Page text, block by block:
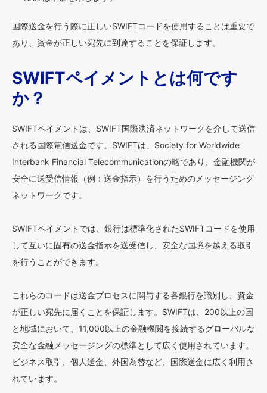
国際送金を行う際に正しいSWIFTコードを使用することは重要で
あり、資金が正しい宛先に到達することを保証します。
SWIFTペイメントとは何です
か？
SWIFTペイメントは、SWIFT国際決済ネットワークを介して送信
される国際電信送金です。SWIFTは、Society for Worldwide
Interbank Financial Telecommunicationの略であり、金融機関が
安全に送受信情報（例：送金指示）を行うためのメッセージング
ネットワークです。
SWIFTペイメントでは、銀行は標準化されたSWIFTコードを使用
して互いに固有の送金指示を送受信し、安全な国境を越える取引
を行うことができます。
これらのコードは送金プロセスに関与する各銀行を識別し、資金
が正しい宛先に届くことを保証します。SWIFTは、200以上の国
と地域において、11,000以上の金融機関を接続するグローバルな
安全な金融メッセージングの標準として広く使用されています。
ビジネス取引、個人送金、外国為替など、国際送金に広く利用さ
れています。